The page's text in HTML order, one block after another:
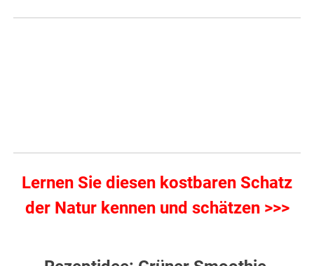
Lernen Sie diesen kostbaren Schatz
der Natur kennen und schätzen >>>